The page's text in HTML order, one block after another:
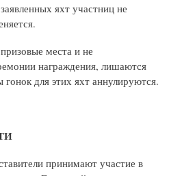
яхт участниц не
места и не
награждения, лишаются
гонок для этих яхт аннулируются.
принимают участие в